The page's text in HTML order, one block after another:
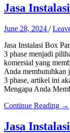
Jasa
June 28, 2024 /
Jasa Instalasi Box
3 phase menjadi
komersial yang
Anda membutuhkan
3 phase, artikel ini
Mengapa Anda
Continue Reading →
Jasa